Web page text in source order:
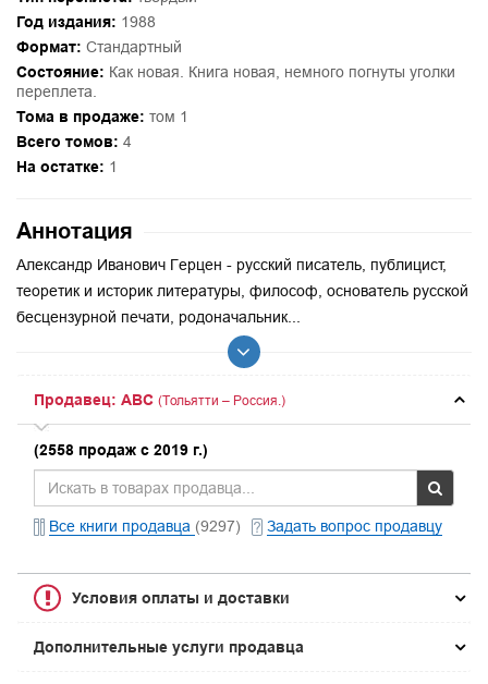
Год издания: 1988
Формат: Стандартный
Состояние: Как новая. Книга новая, немного погнуты уголки
переплета.
Тома в продаже: том 1
Всего томов: 4
На остатке: 1
Аннотация
Александр Иванович Герцен - русский писатель, публицист,
теоретик и историк литературы, философ, основатель русской
бесцензурной печати, родоначальник...
Продавец: ABC (Тольятти – Россия.)
(2558 продаж с 2019 г.)
Все книги продавца (9297) Задать вопрос продавцу
Условия оплаты и доставки
Дополнительные услуги продавца